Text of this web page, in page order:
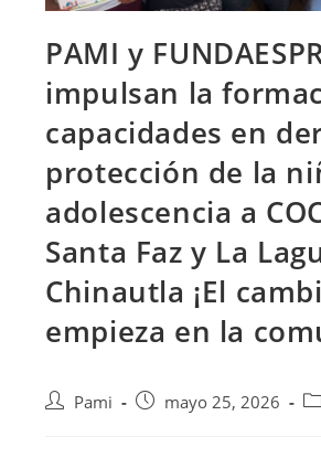
PAMI y
impulsan la
capacidades en
protección de la
adolescencia a
Santa Faz y La
Chinautla ¡El
empieza en la
Pami mayo 25, 2026